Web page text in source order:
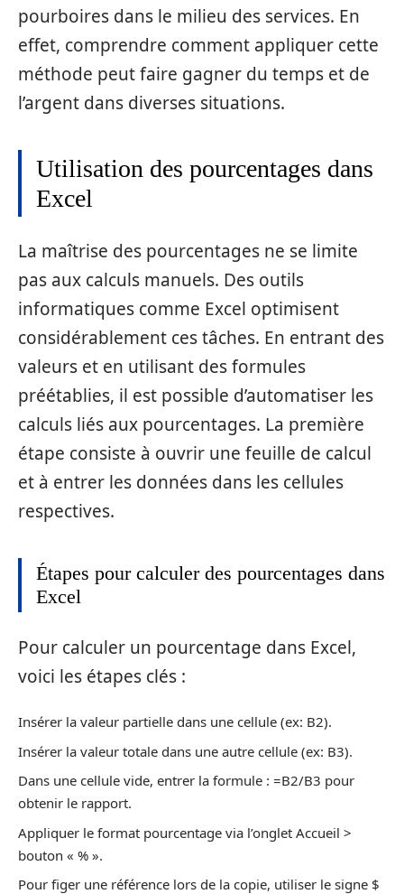
pourboires dans le milieu des services. En
effet, comprendre comment appliquer cette
méthode peut faire gagner du temps et de
l’argent dans diverses situations.
Utilisation des pourcentages dans
Excel
La maîtrise des pourcentages ne se limite
pas aux calculs manuels. Des outils
informatiques comme Excel optimisent
considérablement ces tâches. En entrant des
valeurs et en utilisant des formules
préétablies, il est possible d’automatiser les
calculs liés aux pourcentages. La première
étape consiste à ouvrir une feuille de calcul
et à entrer les données dans les cellules
respectives.
Étapes pour calculer des pourcentages dans
Excel
Pour calculer un pourcentage dans Excel,
voici les étapes clés :
Insérer la valeur partielle dans une cellule (ex: B2).
Insérer la valeur totale dans une autre cellule (ex: B3).
Dans une cellule vide, entrer la formule : =B2/B3 pour
obtenir le rapport.
Appliquer le format pourcentage via l’onglet Accueil >
bouton « % ».
Pour figer une référence lors de la copie, utiliser le signe $